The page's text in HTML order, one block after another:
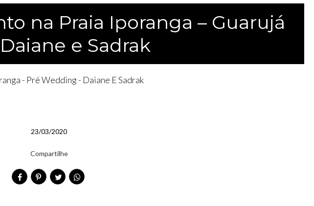
na Praia Iporanga – Guarujá
e Sadrak
- Pré Wedding - Daiane E Sadrak
23/03/2020
Compartilhe